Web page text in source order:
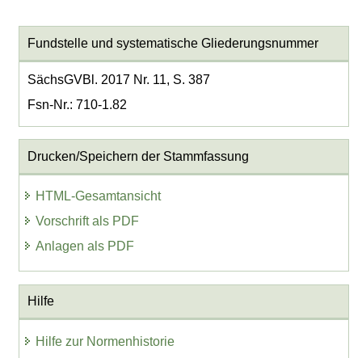
Fundstelle und systematische Gliederungsnummer
SächsGVBl. 2017 Nr. 11, S. 387
Fsn-Nr.: 710-1.82
Drucken/Speichern der Stammfassung
HTML-Gesamtansicht
Vorschrift als PDF
Anlagen als PDF
Hilfe
Hilfe zur Normenhistorie